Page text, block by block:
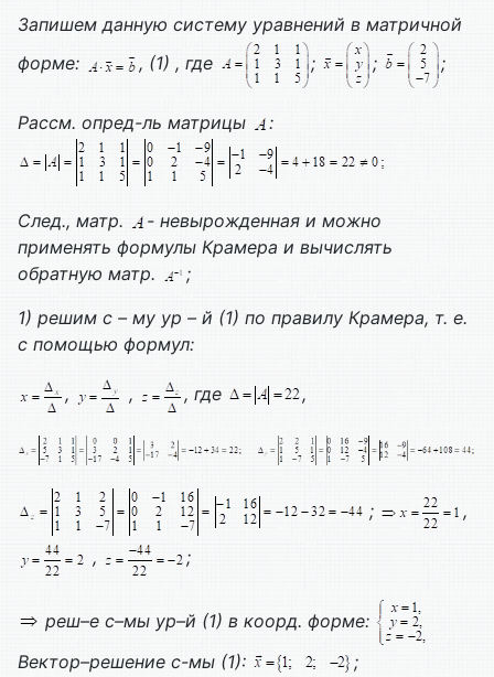
Запишем данную систему уравнений в матричной
форме:
, (1) , где ; ; ;
Рассм. опред-ль матрицы :
След., матр.
- невырожденная и можно
применять формулы Крамера и вычислять
обратную матр.
;
1) решим с – му ур – й (1) по правилу Крамера, т. е.
с помощью формул:
, , , где ,
; ,
, ;
реш–е с–мы ур–й (1) в коорд. форме:
Вектор–решение с-мы (1):
;